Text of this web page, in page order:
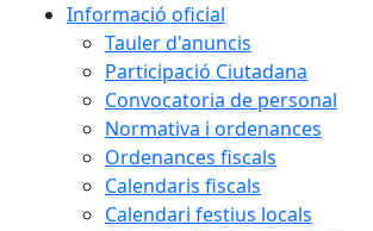
Informació oficial
Tauler d'anuncis
Participació Ciutadana
Convocatoria de personal
Normativa i ordenances
Ordenances fiscals
Calendaris fiscals
Calendari festius locals